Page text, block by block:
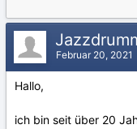
Februar 20, 2021
Hallo,
ich bin seit über 20